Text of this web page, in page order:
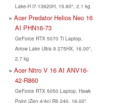
Lake-H i7-13620H, 15.60", 2.1 kg
Acer Predator Helios Neo 16
AI PHN16-73
GeForce RTX 5070 Ti Laptop,
Arrow Lake Ultra 9 275HX, 16.00",
2.7 kg
Acer Nitro V 16 AI ANV16-
42-R860
GeForce RTX 5050 Laptop, Hawk
Point (Zen 4/4c) R5 240, 16.00",